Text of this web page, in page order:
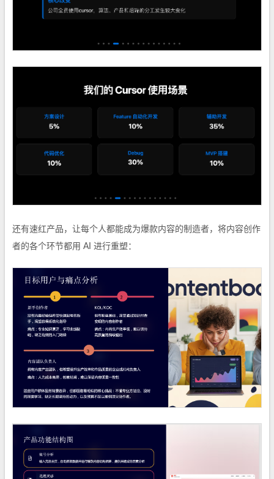
还有速红产品，让每个人都能成为爆款内容的制造者，将内容创作
者的各个环节都用 AI 进行重塑：